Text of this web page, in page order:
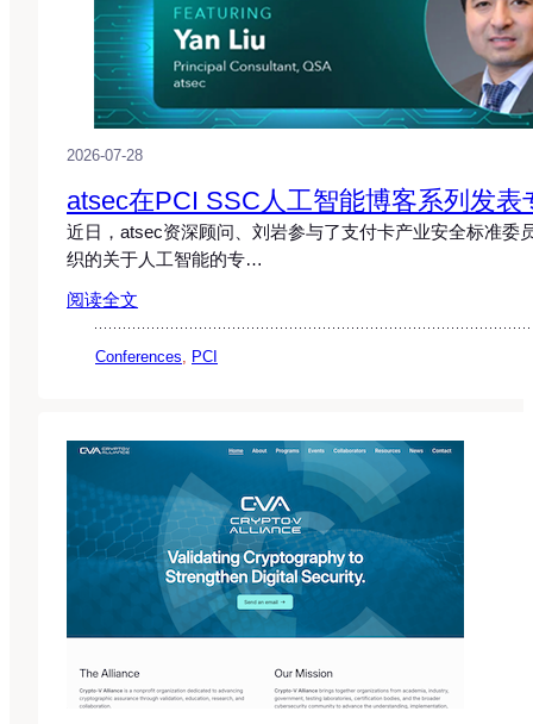
2026-07-28
atsec在PCI SSC人工智能博客系列发表
近日，atsec资深顾问、刘岩参与了支付卡产业安全标准委
织的关于人工智能的专…
阅读全文
Conferences PCI